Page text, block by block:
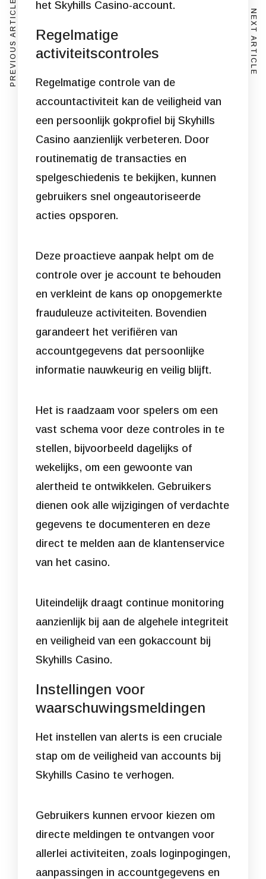
het Skyhills Casino-account.
Regelmatige
activiteitscontroles
Regelmatige controle van de
accountactiviteit kan de veiligheid van
een persoonlijk gokprofiel bij Skyhills
Casino aanzienlijk verbeteren. Door
routinematig de transacties en
spelgeschiedenis te bekijken, kunnen
gebruikers snel ongeautoriseerde
acties opsporen.
Deze proactieve aanpak helpt om de
controle over je account te behouden
en verkleint de kans op onopgemerkte
frauduleuze activiteiten. Bovendien
garandeert het verifiëren van
accountgegevens dat persoonlijke
informatie nauwkeurig en veilig blijft.
Het is raadzaam voor spelers om een
vast schema voor deze controles in te
stellen, bijvoorbeeld dagelijks of
wekelijks, om een gewoonte van
alertheid te ontwikkelen. Gebruikers
dienen ook alle wijzigingen of verdachte
gegevens te documenteren en deze
direct te melden aan de klantenservice
van het casino.
Uiteindelijk draagt continue monitoring
aanzienlijk bij aan de algehele integriteit
en veiligheid van een gokaccount bij
Skyhills Casino.
Instellingen voor
waarschuwingsmeldingen
Het instellen van alerts is een cruciale
stap om de veiligheid van accounts bij
Skyhills Casino te verhogen.
Gebruikers kunnen ervoor kiezen om
directe meldingen te ontvangen voor
allerlei activiteiten, zoals loginpogingen,
aanpassingen in accountgegevens en
PREVIOUS ARTICLE NEXT ARTICLE